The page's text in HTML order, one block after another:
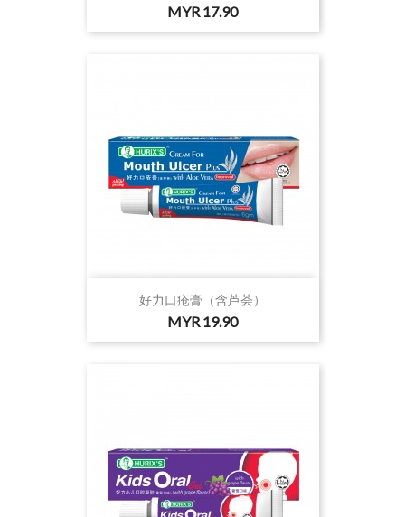
价
MYR 17.90
好力口疮膏（含芦荟）
价
MYR 19.90